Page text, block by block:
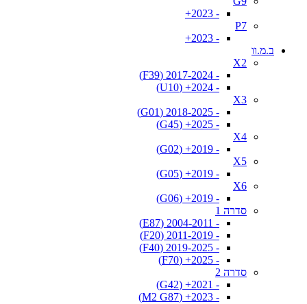
- 2023+
P7
- 2023+
ב.מ.וו
X2
- 2017-2024 (F39)
- 2024+ (U10)
X3
- 2018-2025 (G01)
- 2025+ (G45)
X4
- 2019+ (G02)
X5
- 2019+ (G05)
X6
- 2019+ (G06)
סדרה 1
- 2004-2011 (E87)
- 2011-2019 (F20)
- 2019-2025 (F40)
- 2025+ (F70)
סדרה 2
- 2021+ (G42)
- 2023+ (M2 G87)